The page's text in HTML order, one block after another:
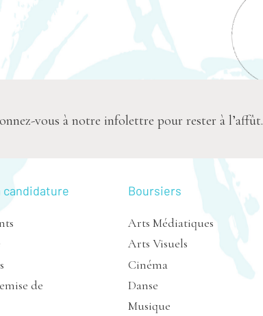
vous à notre infolettre pour rester à l’affût.
candidature
de
Boursiers
Arts Médiatiques
Arts Visuels
Cinéma
Danse
Musique